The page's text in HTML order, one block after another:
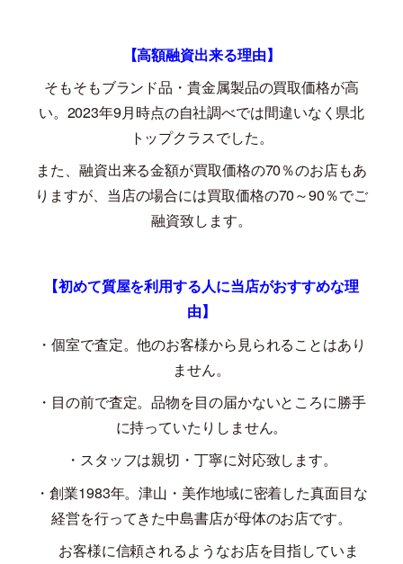
【高額融資出来る理由】
そもそもブランド品・貴金属製品の買取価格が高
い。 2023年9月時点の自社調べでは間違いなく県北
トップクラスでした。
また、融資出来る金額が買取価格の70％のお店もあ
りますが、当店の場合には買取価格の70～90％でご
融資致します。
【初めて質屋を利用する人に当店がおすすめな理
由】
・個室で査定。他のお客様から見られることはあり
ません。
・目の前で査定。品物を目の届かないところに勝手
に持っていたりしません。
・スタッフは親切・丁寧に対応致します。
・創業1983年。津山・美作地域に密着した真面目な
経営を行ってきた中島書店が母体のお店です。
お客様に信頼されるようなお店を目指していま